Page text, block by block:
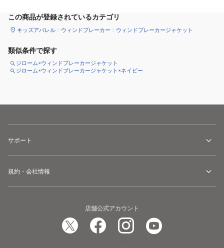
この商品が登録されているカテゴリ
キッズアパレル ウィンドブレーカー ウィンドブレーカージャケット
類似条件で探す
ジローム×ウィンドブレーカージャケット
ジローム×ウィンドブレーカージャケット×ネイビー
サポート
規約・会社情報
店舗公式アカウント